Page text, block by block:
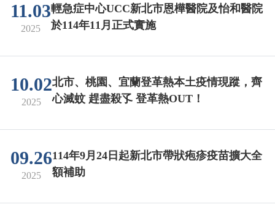
11.03
2025
輕急症中心UCC新北市恩樺醫院及怡和醫院
於114年11月正式實施
10.02
2025
北市、桃園、宜蘭登革熱本土疫情現蹤，齊
心滅蚊 趕盡殺孓 登革熱OUT！
09.26
2025
114年9月24日起新北市帶狀疱疹疫苗擴大全
額補助